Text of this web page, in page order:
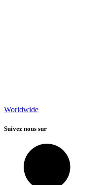
Worldwide
Suivez nous sur